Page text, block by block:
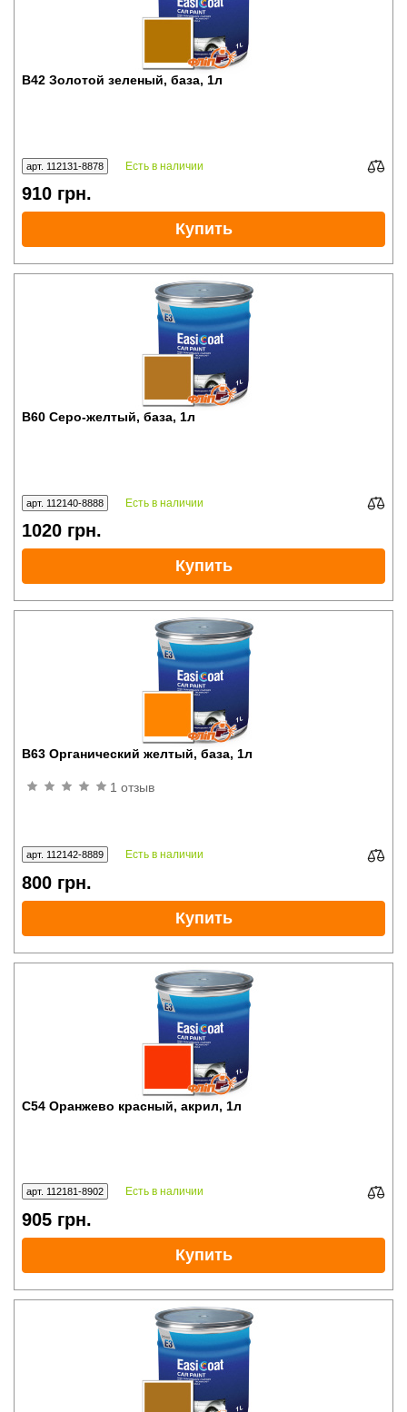
B42 Золотой зеленый, база, 1л
арт. 112131-8878 Есть в наличии
910 грн.
Купить
B60 Серо-желтый, база, 1л
арт. 112140-8888 Есть в наличии
1020 грн.
Купить
B63 Органический желтый, база, 1л
1 отзыв
арт. 112142-8889 Есть в наличии
800 грн.
Купить
C54 Оранжево красный, акрил, 1л
арт. 112181-8902 Есть в наличии
905 грн.
Купить